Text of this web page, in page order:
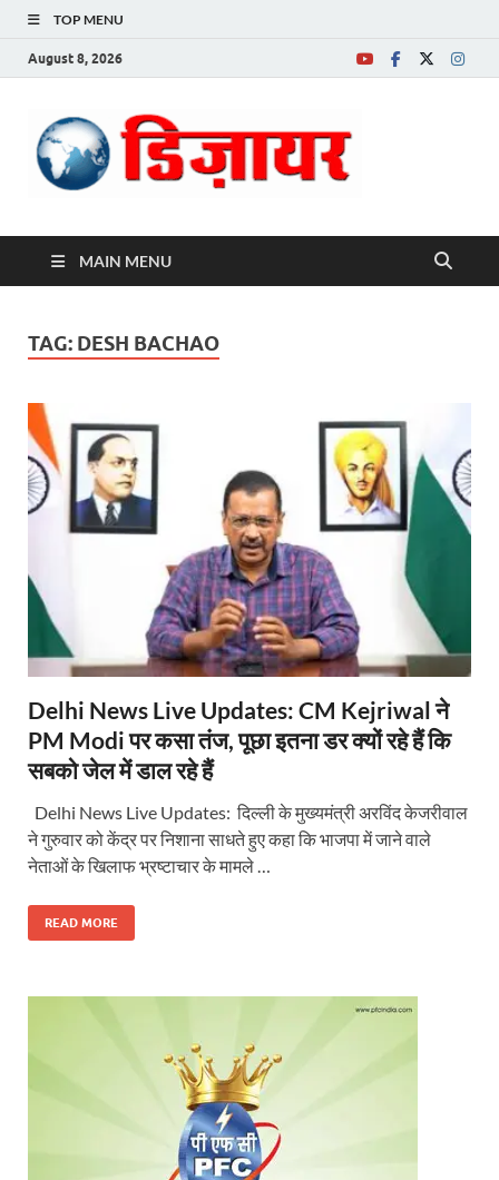
TOP MENU
August 8, 2026
MAIN MENU
TAG: DESH BACHAO
Delhi News Live Updates: CM Kejriwal ने
PM Modi पर कसा तंज, पूछा इतना डर क्यों रहे हैं कि
सबको जेल में डाल रहे हैं
Delhi News Live Updates: दिल्ली के मुख्यमंत्री अरविंद केजरीवाल
ने गुरुवार को केंद्र पर निशाना साधते हुए कहा कि भाजपा में जाने वाले
नेताओं के खिलाफ भ्रष्टाचार के मामले …
READ MORE